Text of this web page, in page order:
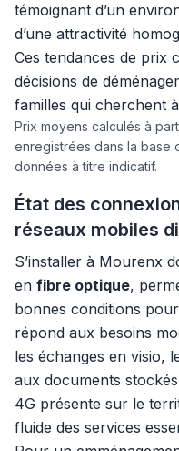
témoignant d’un
d’une attractivité
Ces tendances de prix
décisions de
familles qui cherchent
Prix moyens calculés à
enregistrées dans la base
données à titre indicatif.
État des
réseaux mobiles
S’installer à Mourenx
en fibre optique,
bonnes conditions
répond aux besoins
les échanges en visio,
aux documents
4G présente sur le
fluide des services